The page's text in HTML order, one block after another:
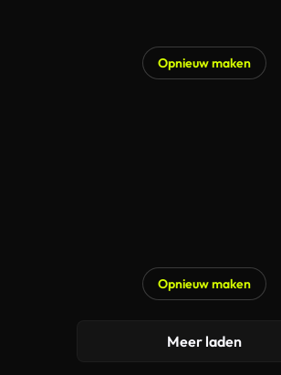
Opnieuw maken
Opnieuw maken
Meer laden